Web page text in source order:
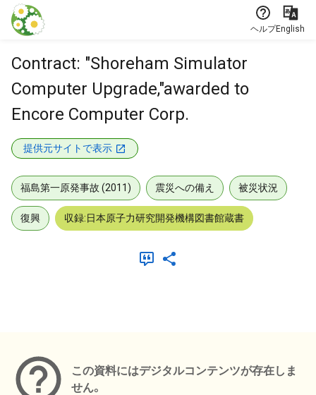
本文に飛ぶ
ヘルプEnglish
Contract: "Shoreham Simulator
Computer Upgrade,"awarded to
Encore Computer Corp.
提供元サイトで表示
福島第一原発事故 (2011) 震災への備え 被災状況
復興 収録:日本原子力研究開発機構図書館蔵書
この資料にはデジタルコンテンツが存在しま
せん。